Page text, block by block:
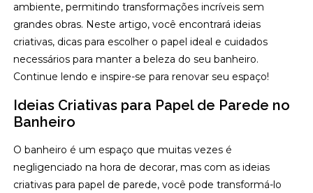
ambiente, permitindo transformações incríveis sem
grandes obras. Neste artigo, você encontrará ideias
criativas, dicas para escolher o papel ideal e cuidados
necessários para manter a beleza do seu banheiro.
Continue lendo e inspire-se para renovar seu espaço!
Ideias Criativas para Papel de Parede no
Banheiro
O banheiro é um espaço que muitas vezes é
negligenciado na hora de decorar, mas com as ideias
criativas para papel de parede, você pode transformá-lo